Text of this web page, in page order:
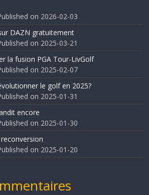
on 2026-02-03
DAZN gratuitement
on 2025-03-21
la fusion PGA Tour-LivGolf
on 2025-02-07
le golf en 2025?
on 2025-01-31
encore
on 2025-01-30
on 2025-01-20